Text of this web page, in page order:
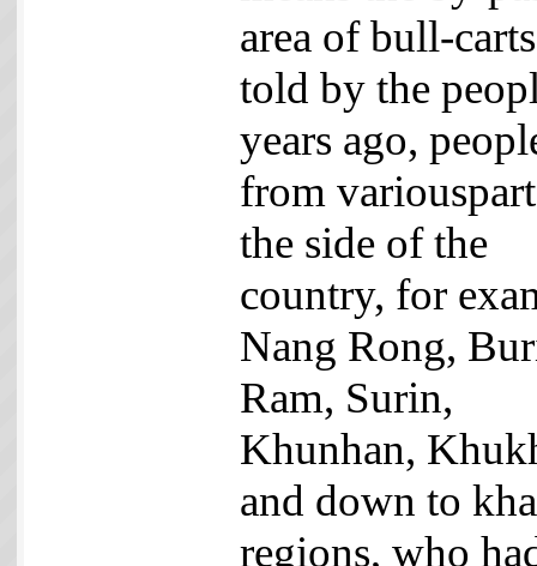
area of bull-
told by the
years ago,
from
the side of the
country, for
Nang Rong,
Ram, Surin,
Khunhan,
and down to
regions, who